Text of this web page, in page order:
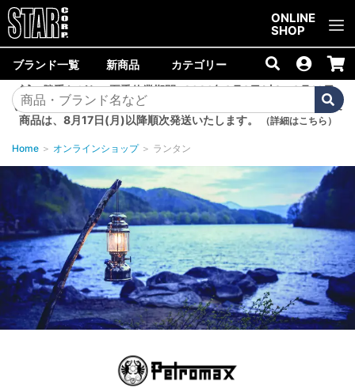
ONLINE
SHOP
ブランド一覧 新商品 カテゴリー
誠に勝手ながら、夏季休業期間<2026年8月8日(土)～8月16日
(日)>中は商品の発送を休止いたします。8月7日(金)以降のご注文
商品は、8月17日(月)以降順次発送いたします。
（詳細はこちら）
Home ＞ オンラインショップ ＞ ランタン